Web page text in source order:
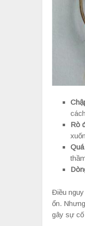
Rò
Điều
ổn.
gây sự